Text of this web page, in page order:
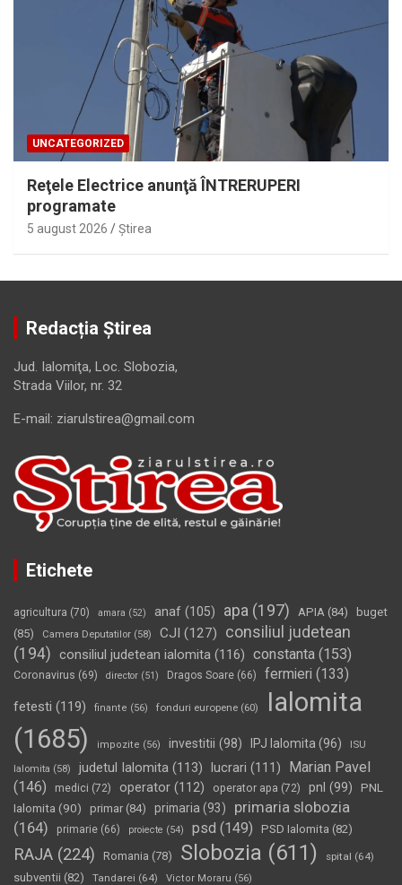
UNCATEGORIZED
Reţele Electrice anunţă ÎNTRERUPERI
programate
5 august 2026 Ştirea
Redacția Știrea
Jud. Ialomiţa, Loc. Slobozia,
Strada Viilor, nr. 32
E-mail: ziarulstirea@gmail.com
Etichete
agricultura (70) amara (52) anaf (105) apa (197) APIA (84)
buget
(85)
Camera Deputatilor (58) CJI (127)
consiliul judetean
(194) consiliul judetean ialomita (116) constanta (153)
Coronavirus (69) director (51) Dragos Soare (66) fermieri (133)
fetesti (119) finante (56) fonduri europene (60)
Ialomita
(1685)
impozite (56) investitii (98) IPJ Ialomita (96) ISU
Ialomita (58) judetul Ialomita (113) lucrari (111)
Marian Pavel
(146)
medici (72) operator (112) operator apa (72) pnl (99)
PNL
Ialomita (90) primar(84) primaria (93)
primaria slobozia
(164)
primarie (66) proiecte (54) psd (149) PSD Ialomita (82)
RAJA (224) Romania (78) Slobozia (611) spital (64)
subventii (82) Tandarei (64) Victor Moraru (56)